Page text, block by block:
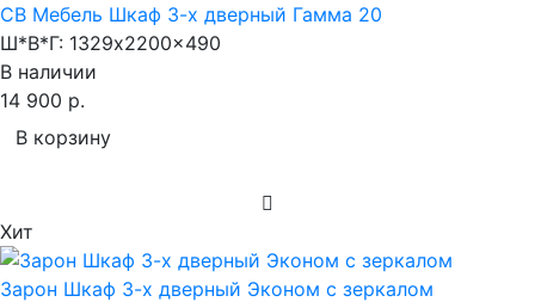
СВ Мебель Шкаф 3-х дверный Гамма 20
Ш*В*Г: 1329x2200x490
В наличии
14 900 р.
В корзину
Хит
Зарон Шкаф 3-х дверный Эконом с зеркалом